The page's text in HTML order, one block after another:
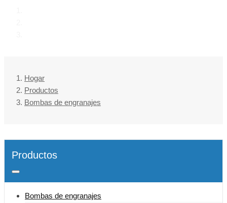
Hogar
Productos
Bombas de engranajes
Productos
Bombas de engranajes